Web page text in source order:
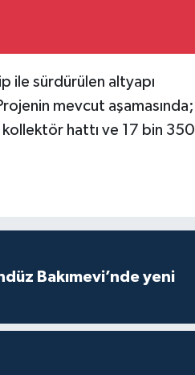
ile sürdürülen altyapı
mevcut aşamasında;
hattı ve 17 bin 350
Bakımevi’nde yeni